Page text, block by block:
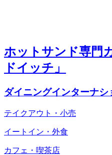
ホットサンド専門
ドイッチ」
ダイニングインターナシ
テイクアウト・小売
イートイン・外食
カフェ・喫茶店